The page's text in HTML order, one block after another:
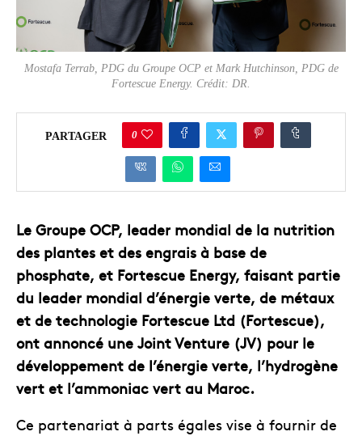
Mostafa Terrab, PDG du Groupe OCP et Mark Hutchinson, PDG de
Fortescue Energy. Crédit: DR.
PARTAGER 0
Le Groupe OCP, leader mondial de la nutrition
des plantes et des engrais à base de
phosphate, et Fortescue Energy, faisant partie
du leader mondial d’énergie verte, de métaux
et de technologie Fortescue Ltd (Fortescue),
ont annoncé une Joint Venture (JV) pour le
développement de l’énergie verte, l’hydrogène
vert et l’ammoniac vert au Maroc.
Ce partenariat à parts égales vise à fournir de